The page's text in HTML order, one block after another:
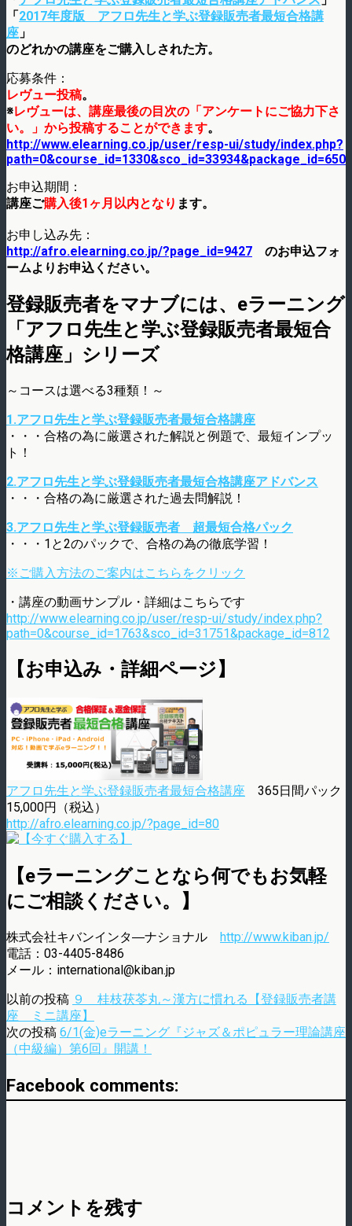
「2017年度版 アフロ先生と学ぶ登録販売者最短合格講
座 」
のどれかの講座をご購入しされた方。
応募条件：
レヴュー投稿。
※レヴューは、講座最後の目次の「アンケートにご協力下さ
い。」から投稿することができます。
http://www.elearning.co.jp/user/resp-ui/study/index.php?
path=0&course_id=1330&sco_id=33934&package_id=650
お申込期間：
講座ご購入後1ヶ月以内となり ます。
お申し込み先：
http://afro.elearning.co.jp/?page_id=9427 のお申込フォ
ームよりお申込ください。
登録販売者をマナブには、eラーニング
「アフロ先生と学ぶ登録販売者最短合
格講座」シリーズ
～コースは選べる3種類！～
1.アフロ先生と学ぶ登録販売者最短合格講座
・・・合格の為に厳選された解説と例題で、最短インプッ
ト！
2.アフロ先生と学ぶ登録販売者最短合格講座アドバンス
・・・合格の為に厳選された過去問解説！
3.アフロ先生と学ぶ登録販売者 超最短合格パック
・・・1と2のパックで、合格の為の徹底学習！
※ご購入方法のご案内はこちらをクリック
・講座の動画サンプル・詳細はこちらです
http://www.elearning.co.jp/user/resp-ui/study/index.php?
path=0&course_id=1763&sco_id=31751&package_id=812
【お申込み・詳細ページ】
アフロ先生と学ぶ登録販売者最短合格講座 365日間パック
15,000円（税込）
http://afro.elearning.co.jp/?page_id=80
【eラーニングことなら何でもお気軽
にご相談ください。】
株式会社キバンインタ―ナショナル http://www.kiban.jp/
電話：03-4405-8486
メール：international@kiban.jp
以前の投稿 ９ 桂枝茯苓丸～漢方に慣れる【登録販売者講
座 ミニ講座】
次の投稿 6/1(金)eラーニング『ジャズ＆ポピュラー理論講座
（中級編）第6回』開講！
Facebook comments:
コメントを残す